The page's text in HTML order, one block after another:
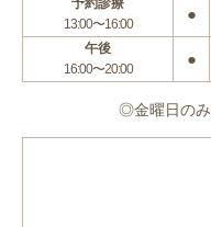
13:00〜16:00
●
午後
16:00〜20:00
●
◎金曜日の